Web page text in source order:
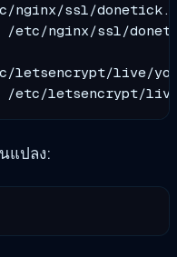
nginx/ssl/
etc/nginx/ssl/
letsencrypt/live/
แปลง: